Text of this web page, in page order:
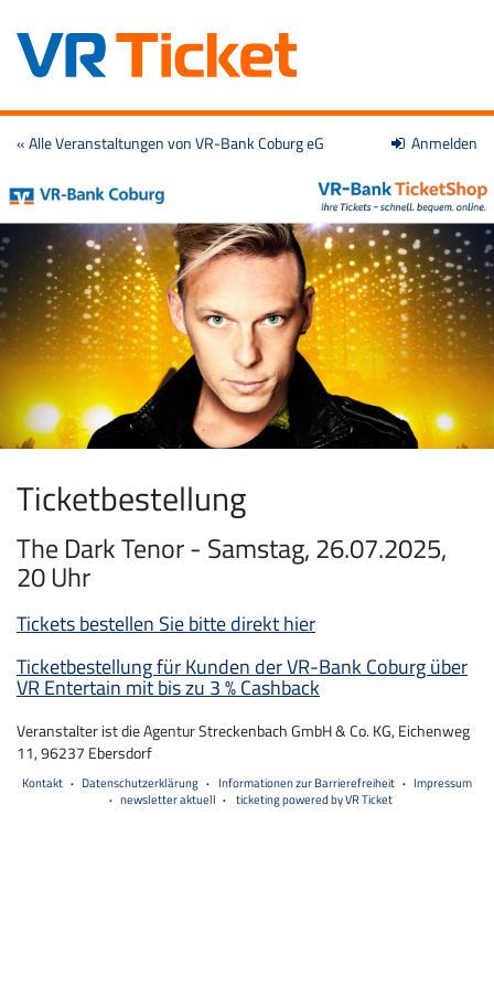
Zum
Haupt-
springen
Anmelden
« Alle Veranstaltungen von VR-Bank Coburg eG
Ticketbestellung
The Dark Tenor - Samstag, 26.07.2025,
20 Uhr
Tickets bestellen Sie bitte direkt hier
Ticketbestellung für Kunden der VR-Bank Coburg über
VR Entertain mit bis zu 3 % Cashback
Veranstalter ist die Agentur Streckenbach GmbH & Co. KG, Eichenweg
11, 96237 Ebersdorf
Kontakt Datenschutzerklärung Informationen zur Barrierefreiheit
Impressum
newsletter aktuell
ticketing powered by VR Ticket